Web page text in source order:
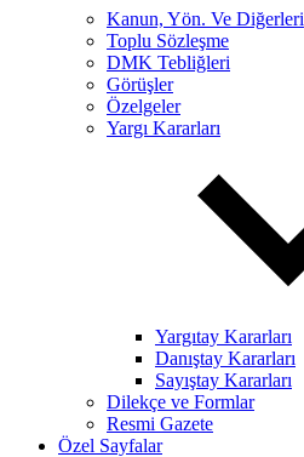
Kanun, Yön. Ve Diğerleri
Toplu Sözleşme
DMK Tebliğleri
Görüşler
Özelgeler
Yargı Kararları
Yargıtay Kararları
Danıştay Kararları
Sayıştay Kararları
Dilekçe ve Formlar
Resmi Gazete
Özel Sayfalar